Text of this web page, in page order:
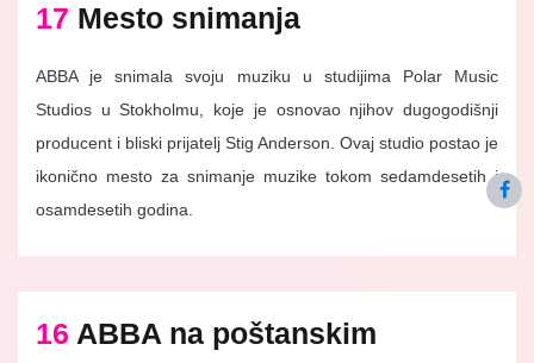
17 Mesto snimanja
ABBA je snimala svoju muziku u studijima Polar Music
Studios u Stokholmu, koje je osnovao njihov dugogodišnji
producent i bliski prijatelj Stig Anderson. Ovaj studio postao je
ikonično mesto za snimanje muzike tokom sedamdesetih i
osamdesetih godina.
16 ABBA na poštanskim